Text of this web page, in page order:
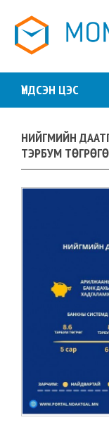
ҮНДСЭН ЦЭС
НИЙГМИЙН
ТЭРБУМ